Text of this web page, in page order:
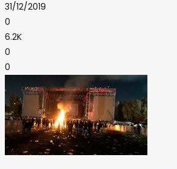
31/12/2019
0
6.2K
0
0